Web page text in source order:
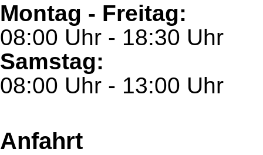
Montag - Freitag:
08:00 Uhr - 18:30 Uhr
Samstag:
08:00 Uhr - 13:00 Uhr
Anfahrt